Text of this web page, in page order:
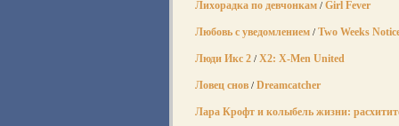
Лихорадка по девчонкам / Girl Fever
Любовь с уведомлением / Two Weeks
Люди Икс 2 / X2: X-Men United
Ловец снов / Dreamcatcher
Лара Крофт и колыбель жизни: